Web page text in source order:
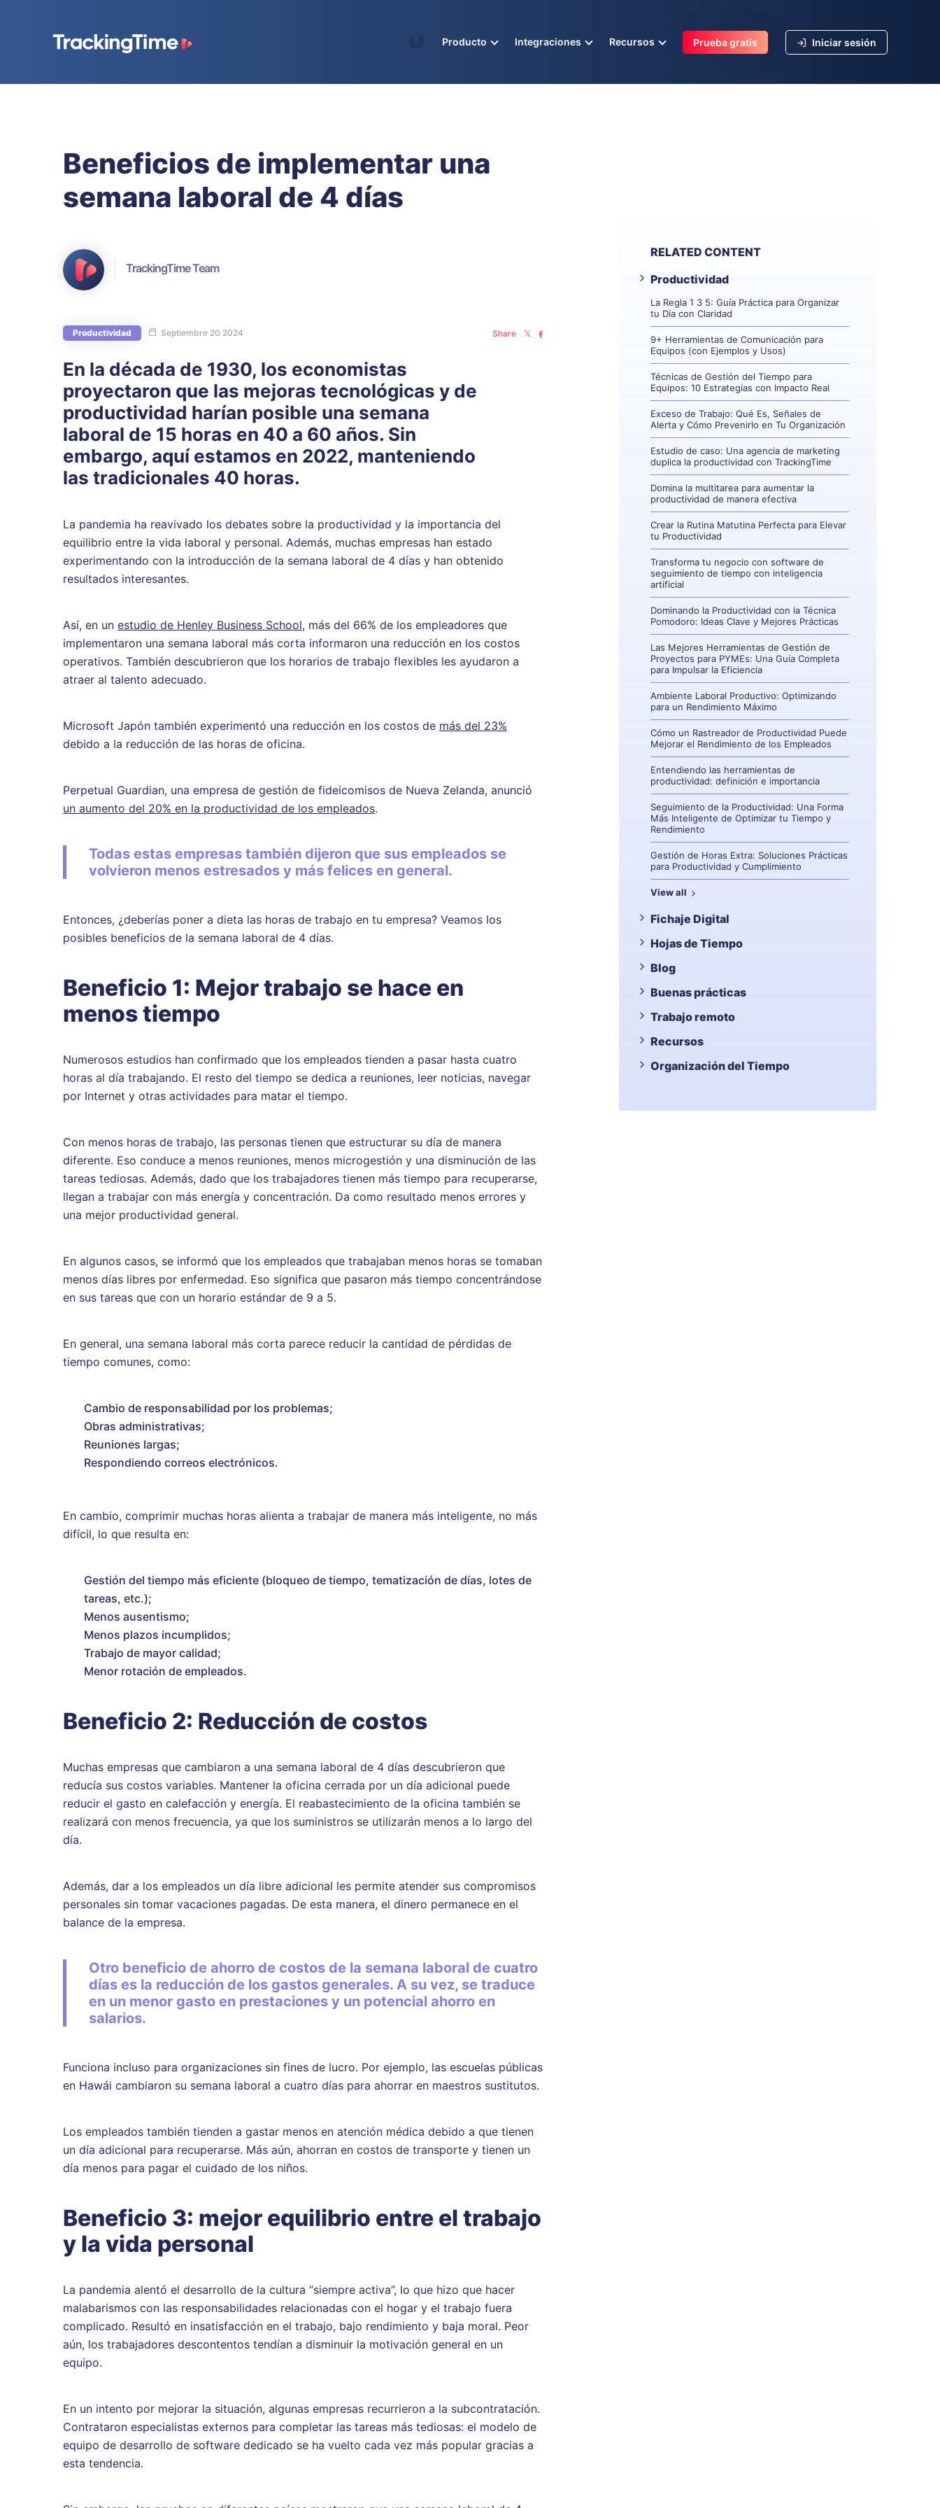
AcademyProducto Integraciones Recursos Prueba gratis Iniciar sesión
Beneficios de implementar una
semana laboral de 4 días
TrackingTime Team
Productividad Septiembre 20 2024 Share
En la década de 1930, los economistas
proyectaron que las mejoras tecnológicas y de
productividad harían posible una semana
laboral de 15 horas en 40 a 60 años. Sin
embargo, aquí estamos en 2022, manteniendo
las tradicionales 40 horas.
La pandemia ha reavivado los debates sobre la productividad y la importancia del
equilibrio entre la vida laboral y personal. Además, muchas empresas han estado
experimentando con la introducción de la semana laboral de 4 días y han obtenido
resultados interesantes.
Así, en un estudio de Henley Business School, más del 66% de los empleadores que
implementaron una semana laboral más corta informaron una reducción en los costos
operativos. También descubrieron que los horarios de trabajo flexibles les ayudaron a
atraer al talento adecuado.
Microsoft Japón también experimentó una reducción en los costos de más del 23%
debido a la reducción de las horas de oficina.
Perpetual Guardian, una empresa de gestión de fideicomisos de Nueva Zelanda, anunció
un aumento del 20% en la productividad de los empleados.
Todas estas empresas también dijeron que sus empleados se
volvieron menos estresados y más felices en general.
Entonces, ¿deberías poner a dieta las horas de trabajo en tu empresa? Veamos los
posibles beneficios de la semana laboral de 4 días.
Beneficio 1: Mejor trabajo se hace en
menos tiempo
Numerosos estudios han confirmado que los empleados tienden a pasar hasta cuatro
horas al día trabajando. El resto del tiempo se dedica a reuniones, leer noticias, navegar
por Internet y otras actividades para matar el tiempo.
Con menos horas de trabajo, las personas tienen que estructurar su día de manera
diferente. Eso conduce a menos reuniones, menos microgestión y una disminución de las
tareas tediosas. Además, dado que los trabajadores tienen más tiempo para recuperarse,
llegan a trabajar con más energía y concentración. Da como resultado menos errores y
una mejor productividad general.
En algunos casos, se informó que los empleados que trabajaban menos horas se tomaban
menos días libres por enfermedad. Eso significa que pasaron más tiempo concentrándose
en sus tareas que con un horario estándar de 9 a 5.
En general, una semana laboral más corta parece reducir la cantidad de pérdidas de
tiempo comunes, como:
Cambio de responsabilidad por los problemas;
Obras administrativas;
Reuniones largas;
Respondiendo correos electrónicos.
En cambio, comprimir muchas horas alienta a trabajar de manera más inteligente, no más
difícil, lo que resulta en:
Gestión del tiempo más eficiente (bloqueo de tiempo, tematización de días, lotes de
tareas, etc.);
Menos ausentismo;
Menos plazos incumplidos;
Trabajo de mayor calidad;
Menor rotación de empleados.
Beneficio 2: Reducción de costos
Muchas empresas que cambiaron a una semana laboral de 4 días descubrieron que
reducía sus costos variables. Mantener la oficina cerrada por un día adicional puede
reducir el gasto en calefacción y energía. El reabastecimiento de la oficina también se
realizará con menos frecuencia, ya que los suministros se utilizarán menos a lo largo del
día.
Además, dar a los empleados un día libre adicional les permite atender sus compromisos
personales sin tomar vacaciones pagadas. De esta manera, el dinero permanece en el
balance de la empresa.
Otro beneficio de ahorro de costos de la semana laboral de cuatro
días es la reducción de los gastos generales. A su vez, se traduce
en un menor gasto en prestaciones y un potencial ahorro en
salarios.
Funciona incluso para organizaciones sin fines de lucro. Por ejemplo, las escuelas públicas
en Hawái cambiaron su semana laboral a cuatro días para ahorrar en maestros sustitutos.
Los empleados también tienden a gastar menos en atención médica debido a que tienen
un día adicional para recuperarse. Más aún, ahorran en costos de transporte y tienen un
día menos para pagar el cuidado de los niños.
Beneficio 3: mejor equilibrio entre el trabajo
y la vida personal
La pandemia alentó el desarrollo de la cultura “siempre activa”, lo que hizo que hacer
malabarismos con las responsabilidades relacionadas con el hogar y el trabajo fuera
complicado. Resultó en insatisfacción en el trabajo, bajo rendimiento y baja moral. Peor
aún, los trabajadores descontentos tendían a disminuir la motivación general en un
equipo.
En un intento por mejorar la situación, algunas empresas recurrieron a la subcontratación.
Contrataron especialistas externos para completar las tareas más tediosas: el modelo de
equipo de desarrollo de software dedicado se ha vuelto cada vez más popular gracias a
esta tendencia.
RELATED CONTENT
Productividad
La Regla 1 3 5: Guía Práctica para Organizar
tu Día con Claridad
9+ Herramientas de Comunicación para
Equipos (con Ejemplos y Usos)
Técnicas de Gestión del Tiempo para
Equipos: 10 Estrategias con Impacto Real
Exceso de Trabajo: Qué Es, Señales de
Alerta y Cómo Prevenirlo en Tu Organización
Estudio de caso: Una agencia de marketing
duplica la productividad con TrackingTime
Domina la multitarea para aumentar la
productividad de manera efectiva
Crear la Rutina Matutina Perfecta para Elevar
tu Productividad
Transforma tu negocio con software de
seguimiento de tiempo con inteligencia
artificial
Dominando la Productividad con la Técnica
Pomodoro: Ideas Clave y Mejores Prácticas
Las Mejores Herramientas de Gestión de
Proyectos para PYMEs: Una Guía Completa
para Impulsar la Eficiencia
Ambiente Laboral Productivo: Optimizando
para un Rendimiento Máximo
Cómo un Rastreador de Productividad Puede
Mejorar el Rendimiento de los Empleados
Entendiendo las herramientas de
productividad: definición e importancia
Seguimiento de la Productividad: Una Forma
Más Inteligente de Optimizar tu Tiempo y
Rendimiento
Gestión de Horas Extra: Soluciones Prácticas
para Productividad y Cumplimiento
View all
Fichaje Digital
Hojas de Tiempo
Blog
Buenas prácticas
Trabajo remoto
Recursos
Organización del Tiempo